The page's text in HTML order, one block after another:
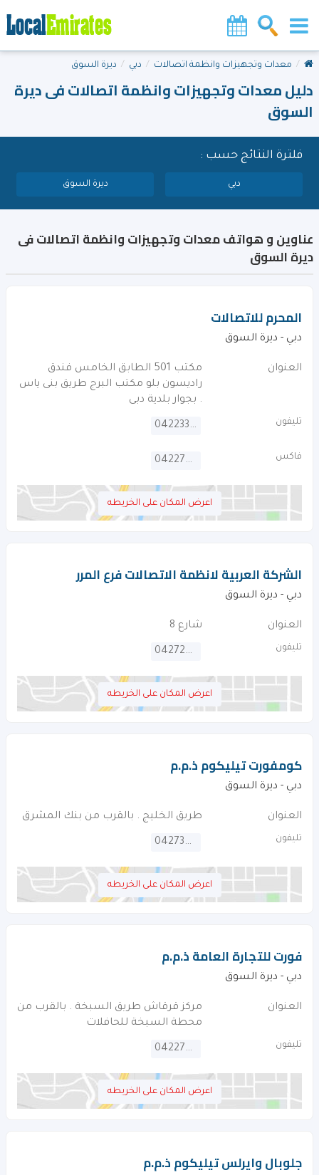
معدات وتجهيزات وانظمة اتصالات دبي ديرة السوق
دليل معدات وتجهيزات وانظمة اتصالات فى ديرة
السوق
فلترة النتائج حسب :
دبي ديرة السوق
عناوين و هواتف معدات وتجهيزات وانظمة اتصالات فى
ديرة السوق
المحرم للاتصالات
دبي - ديرة السوق
العنوان
مكتب 501 الطابق الخامس فندق
راديسون بلو مكتب البرج طريق بنى ياس
. بجوار بلدية دبى
تليفون 042233921
فاكس 042278035
اعرض المكان على الخريطه
الشركة العربية لانظمة الاتصالات فرع المرر
دبي - ديرة السوق
العنوان شارع 8
تليفون 042725050
اعرض المكان على الخريطه
كومفورت تيليكوم ذ.م.م
دبي - ديرة السوق
العنوان طريق الخليج . بالقرب من بنك المشرق
تليفون 042734883
اعرض المكان على الخريطه
فورت للتجارة العامة ذ.م.م
دبي - ديرة السوق
العنوان
مركز قرقاش طريق السبخة . بالقرب من
محطة السبخة للحافلات
تليفون 042276425
اعرض المكان على الخريطه
جلوبال وايرلس تيليكوم ذ.م.م